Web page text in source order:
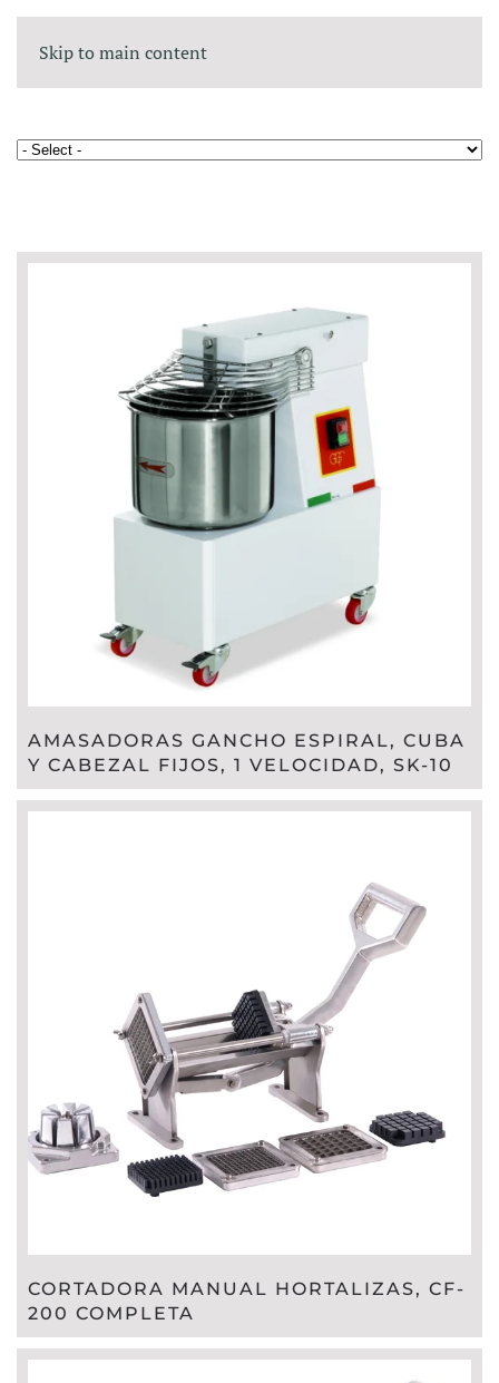
Skip to main content
AMASADORAS GANCHO ESPIRAL, CUBA
Y CABEZAL FIJOS, 1 VELOCIDAD, SK-10
CORTADORA MANUAL HORTALIZAS, CF-
200 COMPLETA